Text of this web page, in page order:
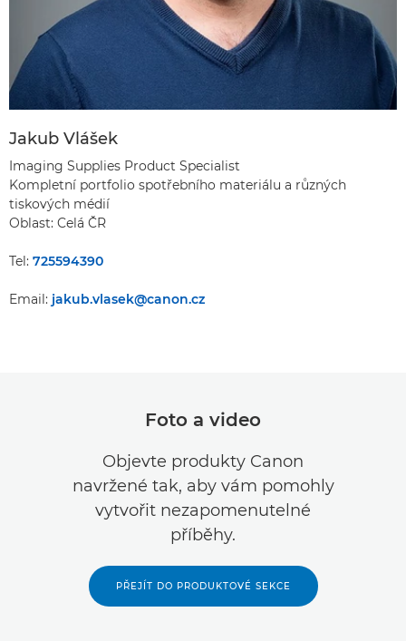
Jakub Vlášek
Imaging Supplies Product Specialist
Kompletní portfolio spotřebního materiálu a různých
tiskových médií
Oblast: Celá ČR
Tel: 725594390
Email: jakub.vlasek@canon.cz
Foto a video
Objevte produkty Canon
navržené tak, aby vám pomohly
vytvořit nezapomenutelné
příběhy.
PŘEJÍT DO PRODUKTOVÉ SEKCE